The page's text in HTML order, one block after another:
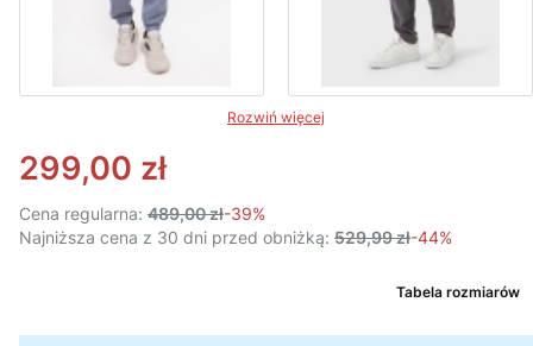
Rozwiń więcej
299,00 zł
Cena regularna: 489,00 zł-39%
Najniższa cena z 30 dni przed obniżką: 529,99 zł-44%
Tabela rozmiarów